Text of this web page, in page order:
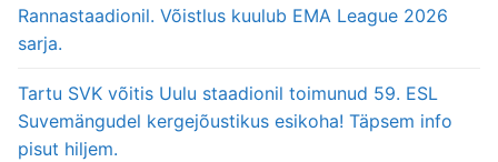
Rannastaadionil. Võistlus kuulub EMA League 2026
sarja.
Tartu SVK võitis Uulu staadionil toimunud 59. ESL
Suvemängudel kergejõustikus esikoha! Täpsem info
pisut hiljem.